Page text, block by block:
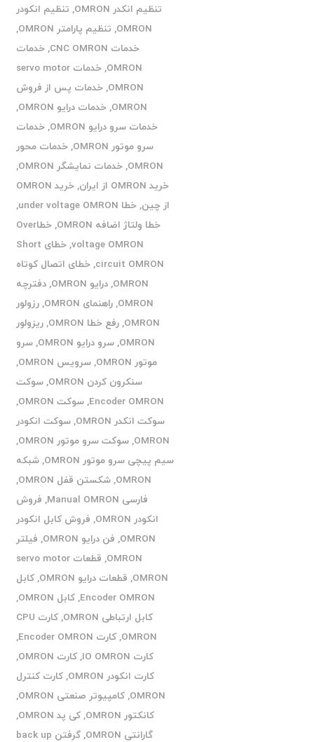
تنظیم انکدر OMRON , تنظیم انکودر
OMRON
, تنظیم پارامتر OMRON
,
خدمات CNC OMRON
,خدمات
OMRON
,
خدمات servo motor
OMRON
,خدمات پس از فروش
OMRON
,خدمات درایو OMRON
,
خدمات سرو درایو OMRON
,خدمات
سرو موتور OMRON
,خدمات محور
OMRON
,خدمات نمایشگر OMRON
,
خرید OMRON از ایران
,
خرید OMRON
از چین,خطا under voltage OMRON
,
خطا ولتاژ اضافه OMRON
,
خطاOver
voltage OMRON
,
خطای Short
circuit OMRON
,خطای اتصال کوتاه
OMRON
,درایو OMRON ,دفترچه
OMRON
,راهنمای OMRON ,رزولور
OMRON
,رفع خطا OMRON ,ریزولور
OMRON
,سرو درایو OMRON ,سرو
موتور OMRON
,سرویس OMRON
,
سنکرون کردن OMRON
,سوکت
Encoder OMRON
,سوکت OMRON
,
سوکت انکدر OMRON
,سوکت انکودر
OMRON
,سوکت سرو موتور OMRON
,
سیم پیچی سرو موتور OMRON
,شبکه
OMRON
,شکستن قفل OMRON
,
فارسی Manual OMRON
, فروش
انکودر OMRON
, فروش کابل انکودر
OMRON
, فن درایو OMRON , فیلتر
OMRON
,
قطعات servo motor
OMRON
, قطعات درایو OMRON ,کابل
Encoder OMRON
,کابل OMRON
,
کابل ارتباطی OMRON
,
کارت CPU
OMRON
,کارت Encoder OMRON
,
کارت IO OMRON
,کارت OMRON
,
کارت انکودر OMRON
,کارت کنترل
OMRON
,کامپیوتر صنعتی OMRON
,
کانکتور OMRON
,کی پد OMRON
,
گارانتی OMRON
,
گرفتن back up